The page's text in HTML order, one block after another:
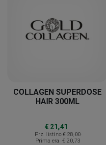
COLLAGEN SUPERDOSE
HAIR 300ML
€ 21,41
Prz. listino € 28,00
Prima era € 20,73